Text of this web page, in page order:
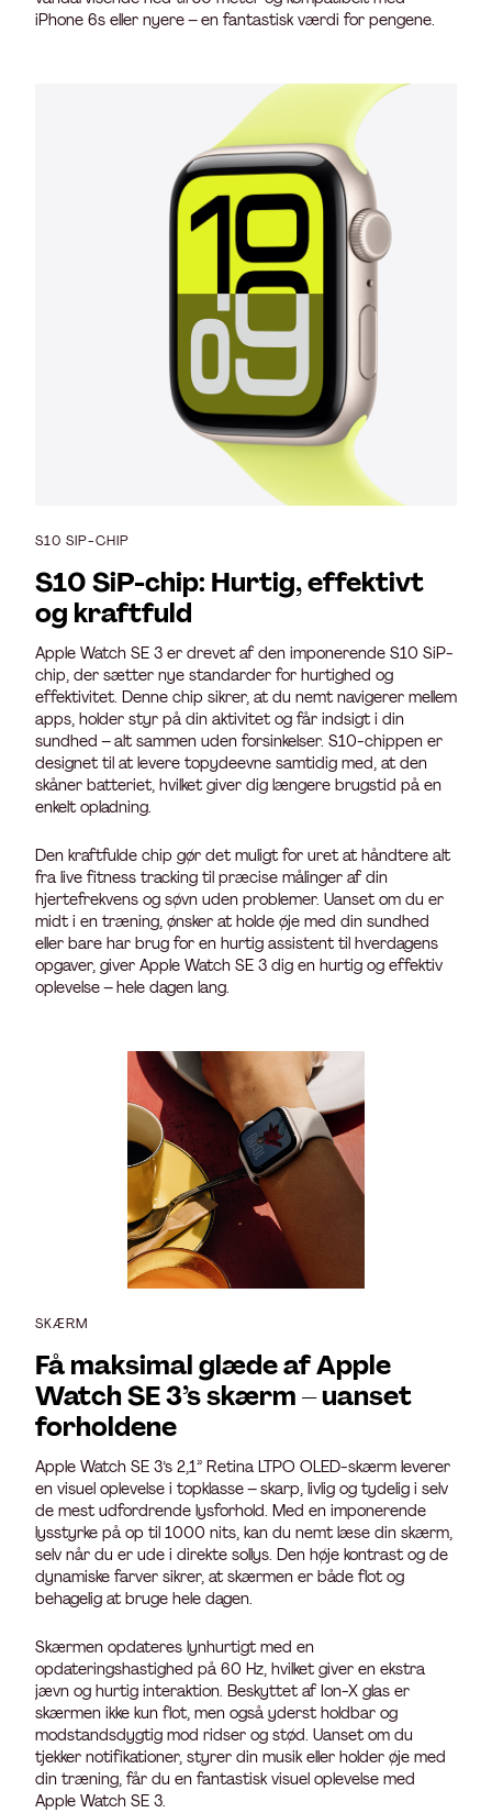
iPhone 6s eller nyere – en fantastisk værdi for pengene.
S10 SIP-CHIP
S10 SiP-chip: Hurtig, effektivt
og kraftfuld
Apple Watch SE 3 er drevet af den imponerende S10 SiP-
chip, der sætter nye standarder for hurtighed og
effektivitet. Denne chip sikrer, at du nemt navigerer mellem
apps, holder styr på din aktivitet og får indsigt i din
sundhed – alt sammen uden forsinkelser. S10-chippen er
designet til at levere topydeevne samtidig med, at den
skåner batteriet, hvilket giver dig længere brugstid på en
enkelt opladning.
Den kraftfulde chip gør det muligt for uret at håndtere alt
fra live fitness tracking til præcise målinger af din
hjertefrekvens og søvn uden problemer. Uanset om du er
midt i en træning, ønsker at holde øje med din sundhed
eller bare har brug for en hurtig assistent til hverdagens
opgaver, giver Apple Watch SE 3 dig en hurtig og effektiv
oplevelse – hele dagen lang.
SKÆRM
Få maksimal glæde af Apple
Watch SE 3’s skærm – uanset
forholdene
Apple Watch SE 3’s 2,1” Retina LTPO OLED-skærm leverer
en visuel oplevelse i topklasse – skarp, livlig og tydelig i selv
de mest udfordrende lysforhold. Med en imponerende
lysstyrke på op til 1000 nits, kan du nemt læse din skærm,
selv når du er ude i direkte sollys. Den høje kontrast og de
dynamiske farver sikrer, at skærmen er både flot og
behagelig at bruge hele dagen.
Skærmen opdateres lynhurtigt med en
opdateringshastighed på 60 Hz, hvilket giver en ekstra
jævn og hurtig interaktion. Beskyttet af Ion-X glas er
skærmen ikke kun flot, men også yderst holdbar og
modstandsdygtig mod ridser og stød. Uanset om du
tjekker notifikationer, styrer din musik eller holder øje med
din træning, får du en fantastisk visuel oplevelse med
Apple Watch SE 3.